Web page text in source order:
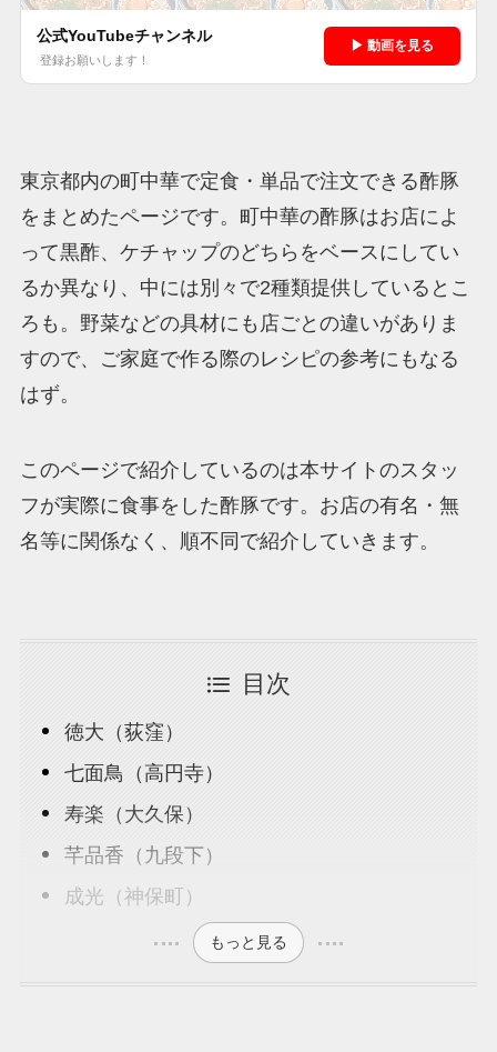
公式YouTubeチャンネル
登録お願いします！
▶ 動画を見る
東京都内の町中華で定食・単品で注文できる酢豚
をまとめたページです。町中華の酢豚はお店によ
って黒酢、ケチャップのどちらをベースにしてい
るか異なり、中には別々で2種類提供しているとこ
ろも。野菜などの具材にも店ごとの違いがありま
すので、ご家庭で作る際のレシピの参考にもなる
はず。
このページで紹介しているのは本サイトのスタッ
フが実際に食事をした酢豚です。お店の有名・無
名等に関係なく、順不同で紹介していきます。
目次
徳大（荻窪）
七面鳥（高円寺）
寿楽（大久保）
芊品香（九段下）
成光（神保町）
もっと見る